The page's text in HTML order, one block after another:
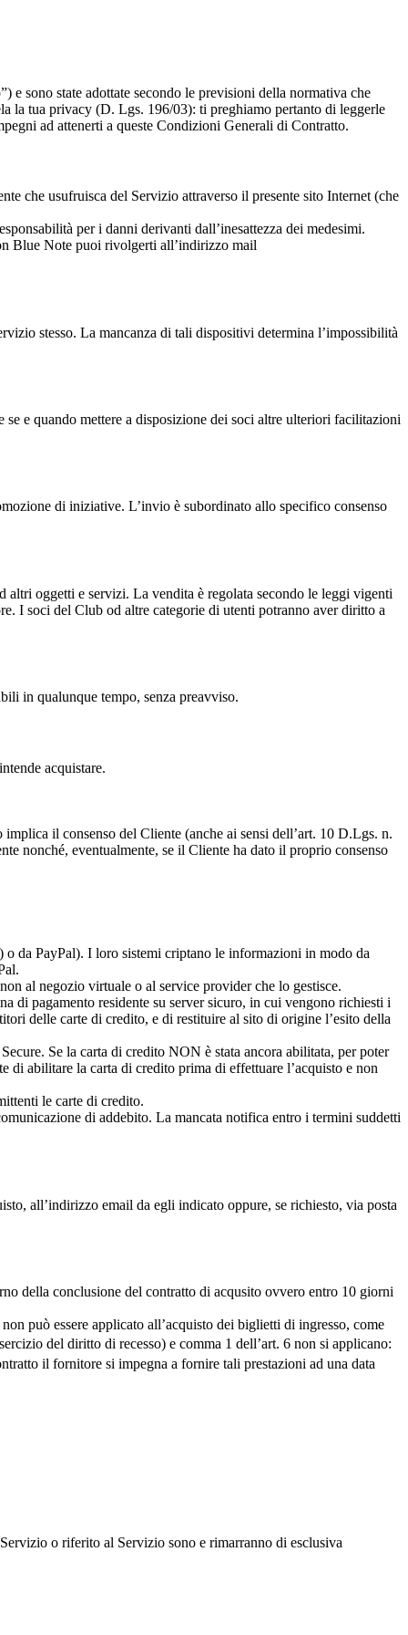
sono state adottate secondo le previsioni della normativa che
la tua privacy (D. Lgs. 196/03): ti preghiamo pertanto di leggerle
ad attenerti a queste Condizioni Generali di Contratto.
che usufruisca del Servizio attraverso il presente sito Internet (che
per i danni derivanti dall’inesattezza dei medesimi.
Blue Note puoi rivolgerti all’indirizzo mail
stesso. La mancanza di tali dispositivi determina l’impossibilità
se e quando mettere a disposizione dei soci altre ulteriori facilitazioni
di iniziative. L’invio è subordinato allo specifico consenso
oggetti e servizi. La vendita è regolata secondo le leggi vigenti
I soci del Club od altre categorie di utenti potranno aver diritto a
in qualunque tempo, senza preavviso.
acquistare.
il consenso del Cliente (anche ai sensi dell’art. 10 D.Lgs. n.
nonché, eventualmente, se il Cliente ha dato il proprio consenso
o da PayPal). I loro sistemi criptano le informazioni in modo da
al negozio virtuale o al service provider che lo gestisce.
di pagamento residente su server sicuro, in cui vengono richiesti i
delle carte di credito, e di restituire al sito di origine l’esito della
Se la carta di credito NON è stata ancora abilitata, per poter
di abilitare la carta di credito prima di effettuare l’acquisto e non
le carte di credito.
di addebito. La mancata notifica entro i termini suddetti
all’indirizzo email da egli indicato oppure, se richiesto, via posta
della conclusione del contratto di acqusito ovvero entro 10 giorni
può essere applicato all’acquisto dei biglietti di ingresso, come
del diritto di recesso) e comma 1 dell’art. 6 non si applicano:
il fornitore si impegna a fornire tali prestazioni ad una data
o riferito al Servizio sono e rimarranno di esclusiva